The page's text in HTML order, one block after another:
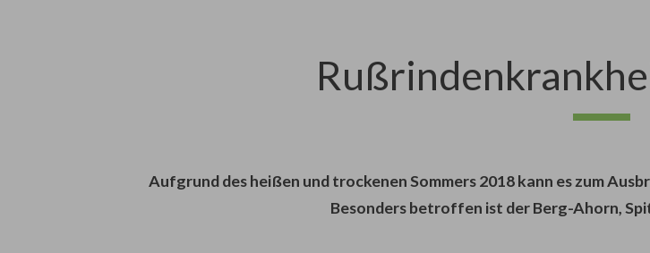
Aufgrund des heißen und trockenen Sommers 2018 kann es zum
Besonders betroffen ist der Berg-Ahorn,